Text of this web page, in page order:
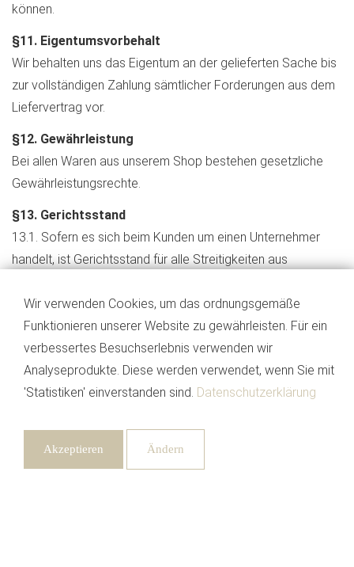
können.
§11. Eigentumsvorbehalt
Wir behalten uns das Eigentum an der gelieferten Sache bis
zur vollständigen Zahlung sämtlicher Forderungen aus dem
Liefervertrag vor.
§12. Gewährleistung
Bei allen Waren aus unserem Shop bestehen gesetzliche
Gewährleistungsrechte.
§13. Gerichtsstand
13.1. Sofern es sich beim Kunden um einen Unternehmer
handelt, ist Gerichtsstand für alle Streitigkeiten aus
Cocktailkurs-Online das für unseren Firmensitz zuständige
Gericht in Stuttgart.
13.2. Unabhängig hiervon sind wir in jedem Falle berechtigt,
gegen unseren Kunden an einem anderen gesetzlichen
Gerichtsstand Klage zu erheben.
- Klagen von Cocktailkurs-Online gegen den Verbraucher
Wir verwenden Cookies, um das ordnungsgemäße
Funktionieren unserer Website zu gewährleisten. Für ein
verbessertes Besuchserlebnis verwenden wir
Analyseprodukte. Diese werden verwendet, wenn Sie mit
'Statistiken' einverstanden sind. Datenschutzerklärung
Akzeptieren Ändern